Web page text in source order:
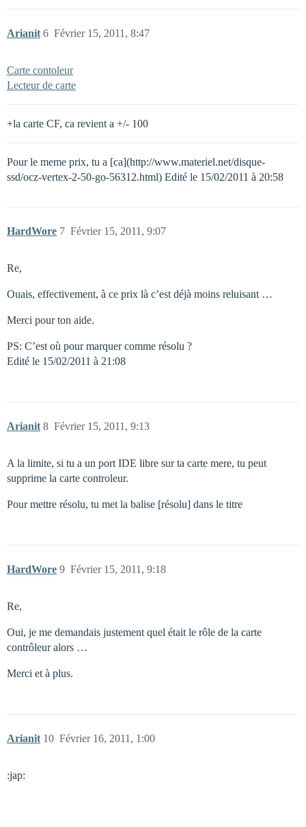
Arianit Février 15, 2011, 8:47
6
Carte contoleur
Lecteur de carte
+la carte CF, ca revient a +/- 100
Pour le meme prix, tu a [ca](http://www.materiel.net/disque-
ssd/ocz-vertex-2-50-go-56312.html) Edité le 15/02/2011 à 20:58
HardWore Février 15, 2011, 9:07
7
Re,
Ouais, effectivement, à ce prix là c’est déjà moins reluisant …
Merci pour ton aide.
PS: C’est où pour marquer comme résolu ?
Edité le 15/02/2011 à 21:08
Arianit Février 15, 2011, 9:13
8
A la limite, si tu a un port IDE libre sur ta carte mere, tu peut
supprime la carte controleur.
Pour mettre résolu, tu met la balise [résolu] dans le titre
HardWore Février 15, 2011, 9:18
9
Re,
Oui, je me demandais justement quel était le rôle de la carte
contrôleur alors …
Merci et à plus.
Arianit Février 16, 2011, 1:00
10
:jap: